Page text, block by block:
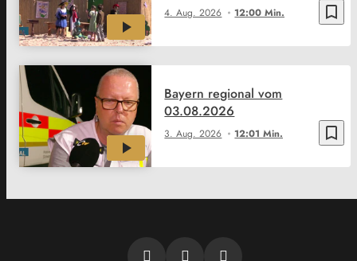
bookmark_border
4. Aug. 2026 12:00 Min.
bookmark_border
3. Aug. 2026 12:01 Min.
Bayern regional vom
03.08.2026